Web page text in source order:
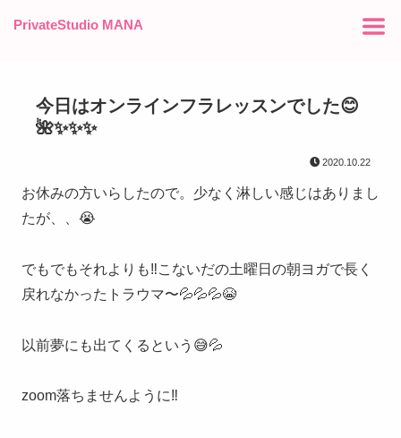
PrivateStudio MANA
今日はオンラインフラレッスンでした😊
🌺✨✨✨
2020.10.22
お休みの方いらしたので。少なく淋しい感じはありまし
たが、、😭
でもでもそれよりも‼️こないだの土曜日の朝ヨガで長く
戻れなかったトラウマ〜💦💦💦😭
以前夢にも出てくるという😅💦
zoom落ちませんように‼️